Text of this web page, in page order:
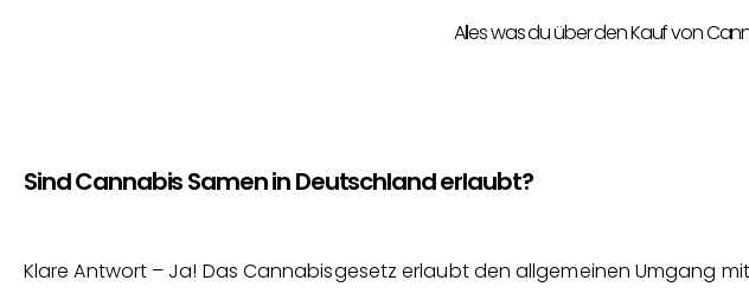
Alles was du über den Kauf von
Sind Cannabis Samen in Deutschland erlaubt?
Klare Antwort – Ja! Das Cannabisgesetz erlaubt den allgemeinen Umgang mit